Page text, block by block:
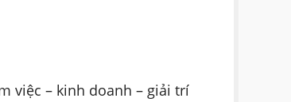
việc – kinh doanh – giải trí